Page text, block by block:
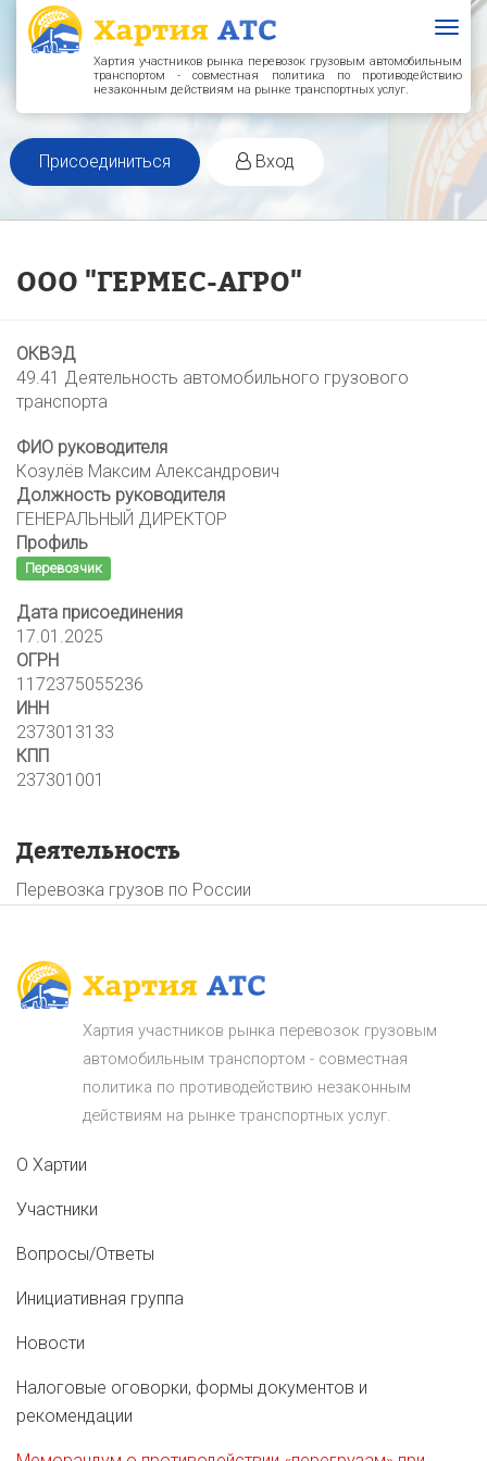
Хартия участников рынка перевозок грузовым автомобильным
транспортом - совместная политика по противодействию
незаконным действиям на рынке транспортных услуг.
Присоединиться Вход
ООО "ГЕРМЕС-АГРО"
ОКВЭД
49.41 Деятельность автомобильного грузового
транспорта
ФИО руководителя
Козулёв Максим Александрович
Должность руководителя
ГЕНЕРАЛЬНЫЙ ДИРЕКТОР
Профиль
Перевозчик
Дата присоединения
17.01.2025
ОГРН
1172375055236
ИНН
2373013133
КПП
237301001
Деятельность
Перевозка грузов по России
Хартия участников рынка перевозок грузовым
автомобильным транспортом - совместная
политика по противодействию незаконным
действиям на рынке транспортных услуг.
О Хартии
Участники
Вопросы/Ответы
Инициативная группа
Новости
Налоговые оговорки, формы документов и
рекомендации